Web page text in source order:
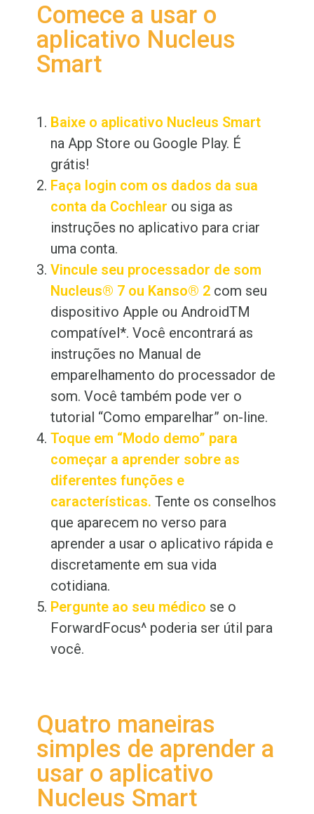
Comece a usar o
aplicativo Nucleus
Smart
Baixe o aplicativo Nucleus Smart
na App Store ou Google Play. É
grátis!
Faça login com os dados da sua
conta da Cochlear ou siga as
instruções no aplicativo para criar
uma conta.
Vincule seu processador de som
Nucleus® 7 ou Kanso® 2 com seu
dispositivo Apple ou AndroidTM
compatível*. Você encontrará as
instruções no Manual de
emparelhamento do processador de
som. Você também pode ver o
tutorial “Como emparelhar” on-line.
Toque em “Modo demo” para
começar a aprender sobre as
diferentes funções e
características. Tente os conselhos
que aparecem no verso para
aprender a usar o aplicativo rápida e
discretamente em sua vida
cotidiana.
Pergunte ao seu médico se o
ForwardFocus^ poderia ser útil para
você.
Quatro maneiras
simples de aprender a
usar o aplicativo
Nucleus Smart